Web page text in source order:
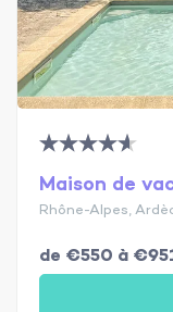
Maison de
Rhône-Alpes,
de €550 à